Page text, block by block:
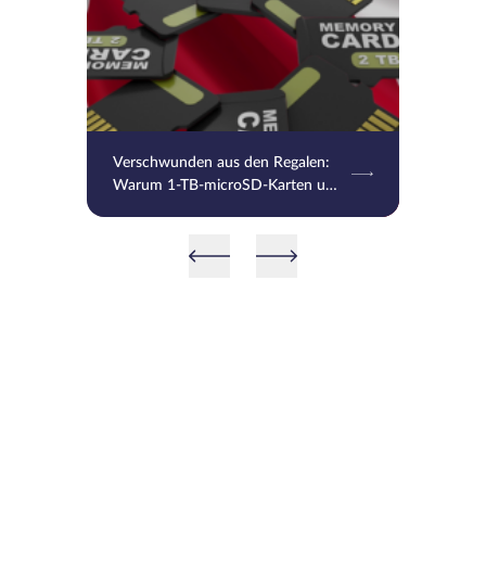
Verschwunden aus den Regalen:
Warum 1-TB-microSD-Karten und